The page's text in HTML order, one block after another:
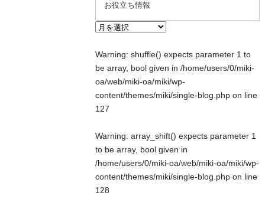
お役立ち情報
Warning: shuffle() expects parameter 1 to
be array, bool given in/home/users/0/miki-
oa/web/miki-oa/miki/wp-
content/themes/miki/single-blog.php on line
127
Warning: array_shift() expects parameter 1
to be array, bool given in
/home/users/0/miki-oa/web/miki-oa/miki/wp-
content/themes/miki/single-blog.php on line
128